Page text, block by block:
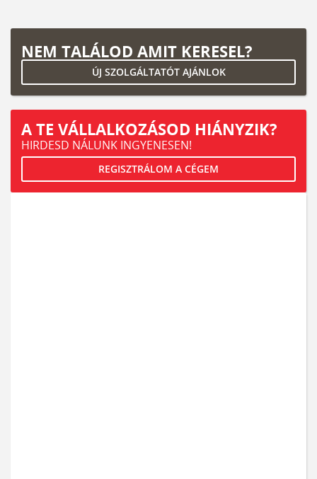
NEM TALÁLOD AMIT KERESEL?
ÚJ SZOLGÁLTATÓT AJÁNLOK
A TE VÁLLALKOZÁSOD HIÁNYZIK?
HIRDESD NÁLUNK INGYENESEN!
REGISZTRÁLOM A CÉGEM